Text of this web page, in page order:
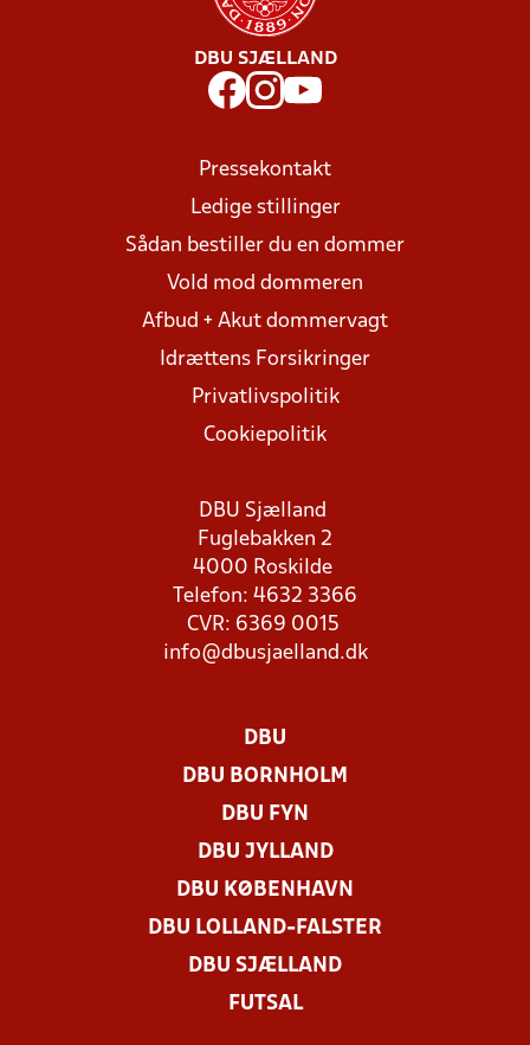
DBU SJÆLLAND
Pressekontakt
Ledige stillinger
Sådan bestiller du en dommer
Vold mod dommeren
Afbud + Akut dommervagt
Idrættens Forsikringer
Privatlivspolitik
Cookiepolitik
DBU Sjælland
Fuglebakken 2
4000 Roskilde
Telefon: 4632 3366
CVR: 6369 0015
info@dbusjaelland.dk
DBU
DBU BORNHOLM
DBU FYN
DBU JYLLAND
DBU KØBENHAVN
DBU LOLLAND-FALSTER
DBU SJÆLLAND
FUTSAL